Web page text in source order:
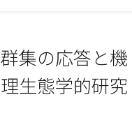
集の応答と機
生態学的研究